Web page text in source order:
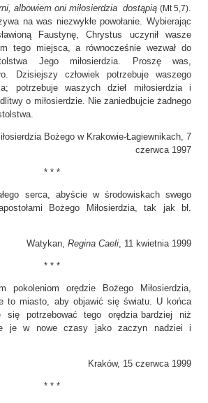
albowiem oni miłosierdzia dostąpią (Mt 5,7).
na was niezwykłe powołanie. Wybierając
Faustynę, Chrystus uczynił wasze
tego miejsca, a równocześnie wezwał do
Jego miłosierdzia. Proszę was,
Dzisiejszy człowiek potrzebuje waszego
potrzebuje waszych dzieł miłosierdzia i
o miłosierdzie. Nie zaniedbujcie żadnego
Bożego w Krakowie-Łagiewnikach, 7
czerwca 1997
* * *
serca, abyście w środowiskach swego
Bożego Miłosierdzia, tak jak bł.
Watykan, Regina Caeli, 11 kwietnia 1999
* * *
pokoleniom orędzie Bożego Miłosierdzia,
to miasto, aby objawić się światu. U końca
się potrzebować tego orędzia bardziej niż
je w nowe czasy jako zaczyn nadziei i
Kraków, 15 czerwca 1999
* * *